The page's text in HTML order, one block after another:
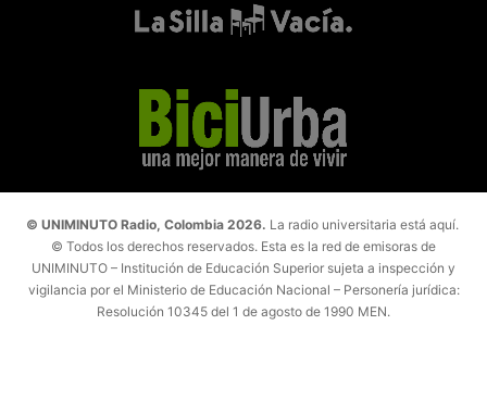
© UNIMINUTO Radio, Colombia 2026. La radio universitaria está aquí.
© Todos los derechos reservados. Esta es la red de emisoras de
UNIMINUTO – Institución de Educación Superior sujeta a inspección y
vigilancia por el Ministerio de Educación Nacional – Personería jurídica:
Resolución 10345 del 1 de agosto de 1990 MEN.